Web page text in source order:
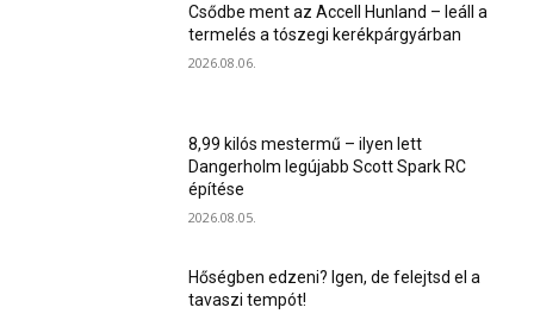
Csődbe ment az Accell Hunland – leáll a
termelés a tószegi kerékpárgyárban
2026.08.06.
8,99 kilós mestermű – ilyen lett
Dangerholm legújabb Scott Spark RC
építése
2026.08.05.
Hőségben edzeni? Igen, de felejtsd el a
tavaszi tempót!